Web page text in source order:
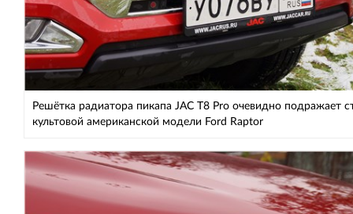
Решётка радиатора пикапа JAC T8 Pro очевидно подражает
культовой американской модели Ford Raptor